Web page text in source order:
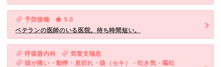
予防接種
5.0
ベテランの医師のいる医院。待ち時間短い。
呼吸器内科
気管支喘息
頭が痛い・動悸・息切れ・咳（セキ）・吐き気・嘔吐